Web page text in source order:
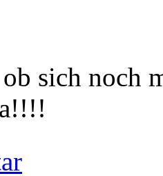
sich noch